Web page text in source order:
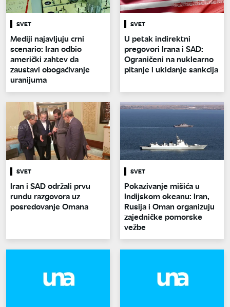
SVET
Mediji najavljuju crni
scenario: Iran odbio
američki zahtev da
zaustavi obogaćivanje
uranijuma
SVET
U petak indirektni
pregovori Irana i SAD:
Ograničeni na nuklearno
pitanje i ukidanje sankcija
SVET
Iran i SAD održali prvu
rundu razgovora uz
posredovanje Omana
SVET
Pokazivanje mišića u
Indijskom okeanu: Iran,
Rusija i Oman organizuju
zajedničke pomorske
vežbe